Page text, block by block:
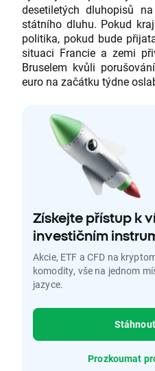
desetiletých dluhopisů
státního dluhu. Pokud
politika, pokud bude
situaci Francie a zemi
Bruselem kvůli
euro na začátku týdne
Získejte přístup k
investičním
Akcie, ETF a CFD na
komodity, vše na jednom
jazyce.
Prozkoumat